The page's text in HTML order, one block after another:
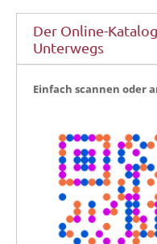
Der Online-
Unterwegs
Ein­fach scan­nen oder